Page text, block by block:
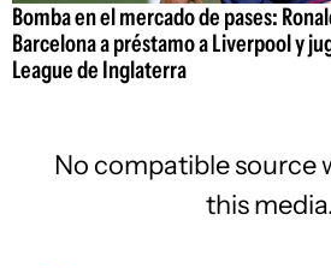
Bomba en el mercado de pases:
Barcelona a préstamo a Liverpool y
League de Inglaterra
No compatible source
this media.